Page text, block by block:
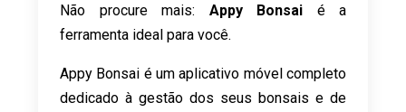
Não procure mais: Appy Bonsai é a
ferramenta ideal para você.
Appy Bonsai é um aplicativo móvel completo
dedicado à gestão dos seus bonsais e de